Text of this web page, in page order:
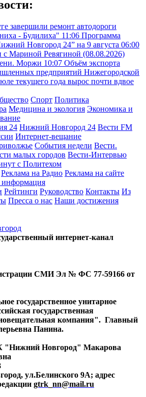
завершили ремонт автодороги
- Будилиха" 11:06 Программа
Новгород 24” на 9 августа 06:00
Мариной Ревягиной (08.08.2026)
Моржи 10:07 Объём экспорта
предприятий Нижегородской
текущего года вырос почти вдвое
Спорт Политика
Медицина и экология Экономика и
24 Нижний Новгород 24 Вести FM
Интернет-вещание
События недели Вести.
малых городов Вести-Интервью
с Политехом
Реклама на Радио Реклама на сайте
информация
Рейтинги Руководство Контакты Из
Пресса о нас Наши достижения
интернет-канал
СМИ Эл № ФС 77-59166 от
государственное унитарное
государственная
компания". Главный
Панина.
"Нижний Новгород" Макарова
ул.Белинского 9А; адрес
gtrk_nn@mail.ru